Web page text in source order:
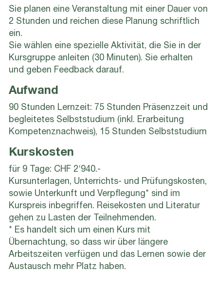
Sie planen eine Veranstaltung mit einer Dauer von
2 Stunden und reichen diese Planung schriftlich
ein.
Sie wählen eine spezielle Aktivität, die Sie in der
Kursgruppe anleiten (30 Minuten). Sie erhalten
und geben Feedback darauf.
Aufwand
90 Stunden Lernzeit: 75 Stunden Präsenzzeit und
begleitetes Selbststudium (inkl. Erarbeitung
Kompetenznachweis), 15 Stunden Selbststudium
Kurskosten
für 9 Tage: CHF 2‘940.-
Kursunterlagen, Unterrichts- und Prüfungskosten,
sowie Unterkunft und Verpflegung* sind im
Kurspreis inbegriffen. Reisekosten und Literatur
gehen zu Lasten der Teilnehmenden.
* Es handelt sich um einen Kurs mit
Übernachtung, so dass wir über längere
Arbeitszeiten verfügen und das Lernen sowie der
Austausch mehr Platz haben.